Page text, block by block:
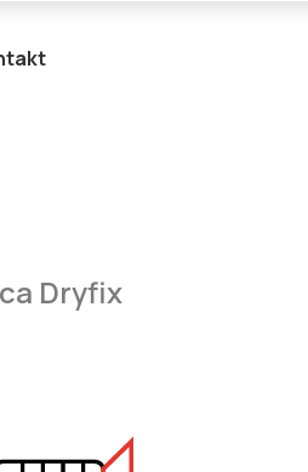
Dryfix